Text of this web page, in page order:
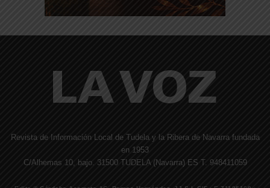
Revista de Información Local de Tudela y la Ribera de Navarra fundada
en 1953
C/Alhemas 10, bajo. 31500 TUDELA (Navarra) ES T. 948411059